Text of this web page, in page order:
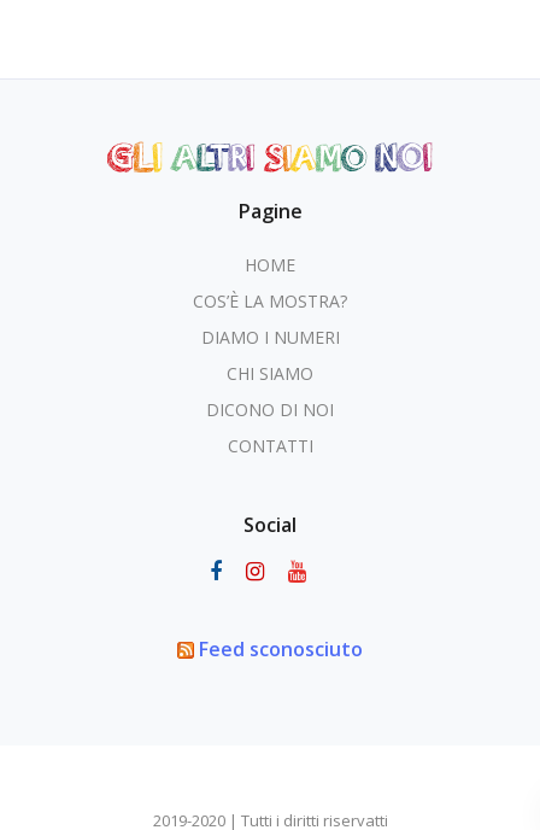
Pagine
HOME
COS’È LA MOSTRA?
DIAMO I NUMERI
CHI SIAMO
DICONO DI NOI
CONTATTI
Social
Feed sconosciuto
2019-2020 | Tutti i diritti riservatti